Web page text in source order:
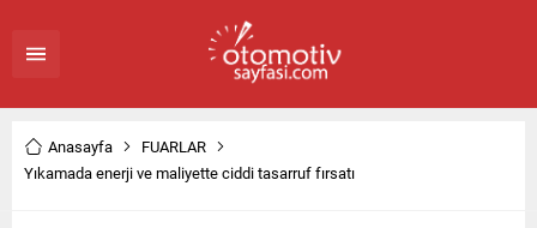
Anasayfa
FUARLAR
Yıkamada enerji ve maliyette ciddi tasarruf fırsatı